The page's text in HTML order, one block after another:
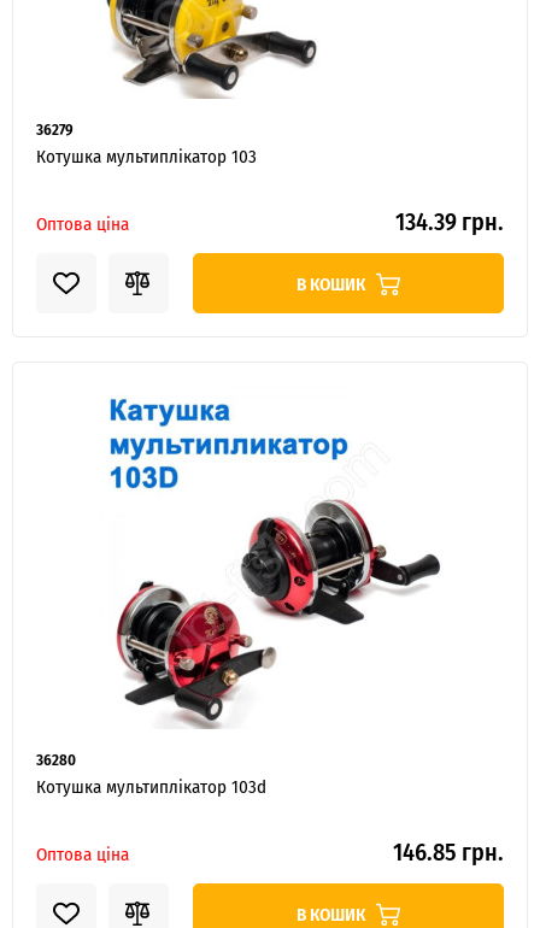
36279
Котушка мультиплікатор 103
Оптова ціна 134.39 грн.
В КОШИК
36280
Котушка мультиплікатор 103d
Оптова ціна 146.85 грн.
В КОШИК